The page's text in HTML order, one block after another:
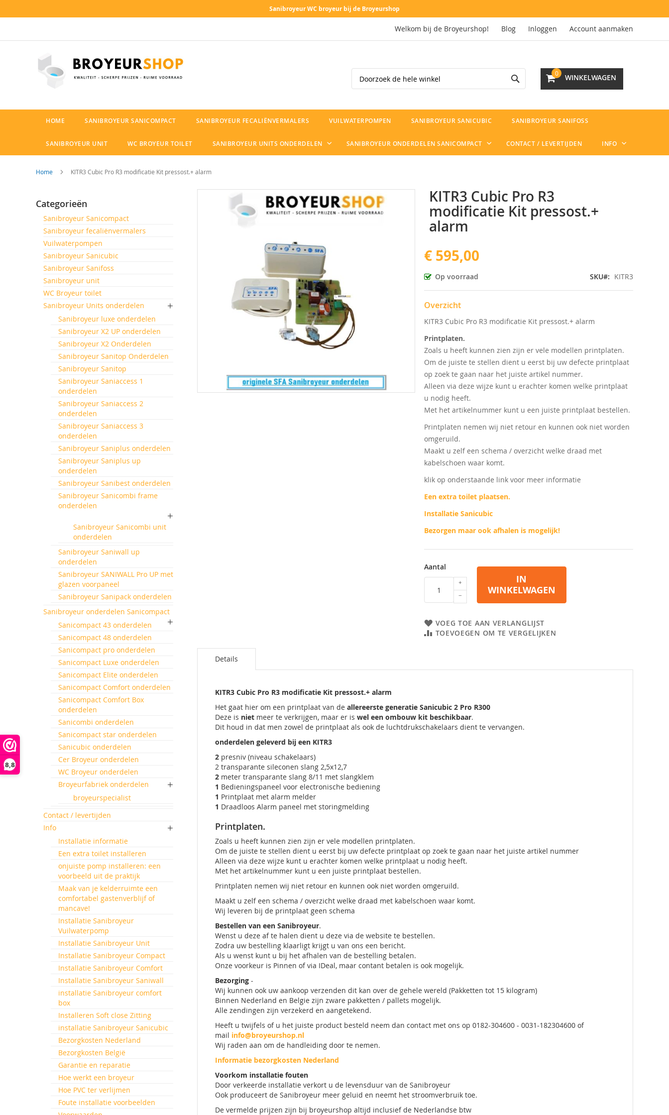
8,8
Sanibroyeur WC broyeur bij de Broyeurshop
Welkom bij de Broyeurshop! Blog Inloggen Account aanmaken
de
WINKELWAGEN
0
Search
HOME SANIBROYEUR SANICOMPACT SANIBROYEUR FECALIËNVERMALERS VUILWATERPOMPEN SANIBROYEUR SANICUBIC SANIBROYEUR SANIFOSS
SANIBROYEUR UNIT WC BROYEUR TOILET SANIBROYEUR UNITS ONDERDELEN SANIBROYEUR ONDERDELEN SANICOMPACT CONTACT / LEVERTIJDEN INFO
Home KITR3 Cubic Pro R3 modificatie Kit pressost.+ alarm
KITR3 Cubic Pro R3
modificatie Kit pressost.+
alarm
€ 595,00
Op voorraad SKU KITR3
Overzicht
KITR3 Cubic Pro R3 modificatie Kit pressost.+ alarm
Printplaten.
Zoals u heeft kunnen zien zijn er vele modellen printplaten.
Om de juiste te stellen dient u eerst bij uw defecte printplaat
op zoek te gaan naar het juiste artikel nummer.
Alleen via deze wijze kunt u erachter komen welke printplaat
u nodig heeft.
Met het artikelnummer kunt u een juiste printplaat bestellen.
Printplaten nemen wij niet retour en kunnen ook niet worden
omgeruild.
Maakt u zelf een schema / overzicht welke draad met
kabelschoen waar komt.
klik op onderstaande link voor meer informatie
Een extra toilet plaatsen.
Installatie Sanicubic
Bezorgen maar ook afhalen is mogelijk!
Aantal
IN
WINKELWAGEN
VOEG TOE AAN VERLANGLIJST
TOEVOEGEN OM TE VERGELIJKEN
Details
KITR3 Cubic Pro R3 modificatie Kit pressost.+ alarm
Het gaat hier om een printplaat van de allereerste generatie Sanicubic 2 Pro R300
Deze is niet meer te verkrijgen, maar er is wel een ombouw kit beschikbaar.
Dit houd in dat men zowel de printplaat als ook de luchtdrukschakelaars dient te vervangen.
onderdelen geleverd bij een KITR3
2 presniv (niveau schakelaars)
2 transparante sileconen slang 2,5x12,7
2 meter transparante slang 8/11 met slangklem
1 Bedieningspaneel voor electronische bediening
1 Printplaat met alarm melder
1 Draadloos Alarm paneel met storingmelding
Printplaten.
Zoals u heeft kunnen zien zijn er vele modellen printplaten.
Om de juiste te stellen dient u eerst bij uw defecte printplaat op zoek te gaan naar het juiste artikel nummer
Alleen via deze wijze kunt u erachter komen welke printplaat u nodig heeft.
Met het artikelnummer kunt u een juiste printplaat bestellen.
Printplaten nemen wij niet retour en kunnen ook niet worden omgeruild.
Maakt u zelf een schema / overzicht welke draad met kabelschoen waar komt.
Wij leveren bij de printplaat geen schema
Bestellen van een Sanibroyeur.
Wenst u deze af te halen dient u deze via de website te bestellen.
Zodra uw bestelling klaarligt krijgt u van ons een bericht.
Als u wenst kunt u bij het afhalen van de bestelling betalen.
Onze voorkeur is Pinnen of via IDeal, maar contant betalen is ook mogelijk.
Bezorging -
Wij kunnen ook uw aankoop verzenden dit kan over de gehele wereld (Pakketten tot 15 kilogram)
Binnen Nederland en Belgie zijn zware pakketten / pallets mogelijk.
Alle zendingen zijn verzekerd en aangetekend.
Heeft u twijfels of u het juiste product besteld neem dan contact met ons op 0182-304600 - 0031-182304600 of
mail info@broyeurshop.nl
Wij raden aan om de handleiding door te nemen.
Informatie bezorgkosten Nederland
Voorkom installatie fouten
Door verkeerde installatie verkort u de levensduur van de Sanibroyeur
Ook produceert de Sanibroyeur meer geluid en neemt het stroomverbruik toe.
De vermelde prijzen zijn bij broyeurshop altijd inclusief de Nederlandse btw
Categorieën
Sanibroyeur Sanicompact
Sanibroyeur fecaliënvermalers
Vuilwaterpompen
Sanibroyeur Sanicubic
Sanibroyeur Sanifoss
Sanibroyeur unit
WC Broyeur toilet
Sanibroyeur Units onderdelen
Sanibroyeur luxe onderdelen
Sanibroyeur X2 UP onderdelen
Sanibroyeur X2 Onderdelen
Sanibroyeur Sanitop Onderdelen
Sanibroyeur Sanitop
Sanibroyeur Saniaccess 1
onderdelen
Sanibroyeur Saniaccess 2
onderdelen
Sanibroyeur Saniaccess 3
onderdelen
Sanibroyeur Saniplus onderdelen
Sanibroyeur Saniplus up
onderdelen
Sanibroyeur Sanibest onderdelen
Sanibroyeur Sanicombi frame
onderdelen
Sanibroyeur Sanicombi unit
onderdelen
Sanibroyeur Saniwall up
onderdelen
Sanibroyeur SANIWALL Pro UP met
glazen voorpaneel
Sanibroyeur Sanipack onderdelen
Sanibroyeur onderdelen Sanicompact
Sanicompact 43 onderdelen
Sanicompact 48 onderdelen
Sanicompact pro onderdelen
Sanicompact Luxe onderdelen
Sanicompact Elite onderdelen
Sanicompact Comfort onderdelen
Sanicompact Comfort Box
onderdelen
Sanicombi onderdelen
Sanicompact star onderdelen
Sanicubic onderdelen
Cer Broyeur onderdelen
WC Broyeur onderdelen
Broyeurfabriek onderdelen
broyeurspecialist
Contact / levertijden
Info
Installatie informatie
Een extra toilet installeren
onjuiste pomp installeren: een
voorbeeld uit de praktijk
Maak van je kelderruimte een
comfortabel gastenverblijf of
mancave!
Installatie Sanibroyeur
Vuilwaterpomp
Installatie Sanibroyeur Unit
Installatie Sanibroyeur Compact
Installatie Sanibroyeur Comfort
Installatie Sanibroyeur Saniwall
installatie Sanibroyeur comfort
box
Installeren Soft close Zitting
installatie Sanibroyeur Sanicubic
Bezorgkosten Nederland
Bezorgkosten België
Garantie en reparatie
Hoe werkt een broyeur
Hoe PVC ter verlijmen
Foute installatie voorbeelden